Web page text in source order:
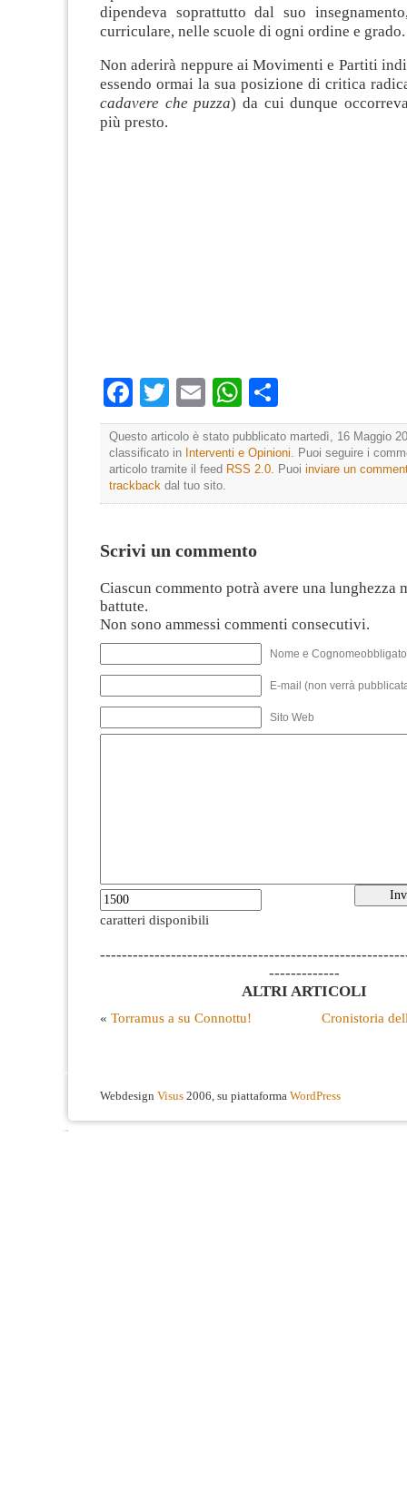
dipendeva soprattutto dal suo
curriculare, nelle scuole di ogni ordine e grado.
Non aderirà neppure ai Movimenti e Partiti
essendo ormai la sua posizione di critica
cadavere che puzza) da cui dunque
più presto.
Facebook
TwitterEmailWhatsApp
Questo articolo è stato pubblicato martedì, 16 Maggio
classificato in Interventi e Opinioni . Puoi seguire i
articolo tramite il feed RSS 2.0 . Puoi inviare un
trackback dal tuo sito.
Scrivi un commento
Ciascun commento potrà avere una lunghezza
battute.
Non sono ammessi commenti consecutivi.
Nome e
E-mail (non verrà
Sito Web
caratteri disponibili
-------------
ALTRI ARTICOLI
« Torramus a su Connottu! Cronistoria
Webdesign Visus 2006, su piattaforma WordPress